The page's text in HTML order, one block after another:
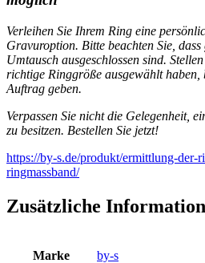
Verleihen Sie Ihrem Ring eine
Gravuroption. Bitte beachten Sie,
Umtausch ausgeschlossen sind.
richtige Ringgröße ausgewählt
Auftrag geben.
Verpassen Sie nicht die Gelegenheit,
zu besitzen. Bestellen Sie jetzt!
https://by-s.de/produkt/ermittlung-der-
ringmassband/
Zusätzliche
Marke by-s